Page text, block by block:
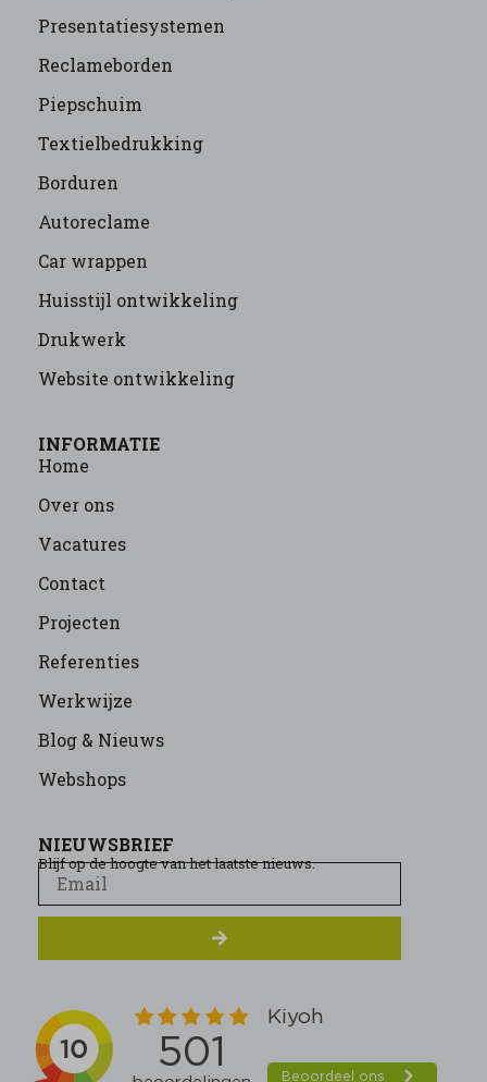
Presentatiesystemen
Reclameborden
Piepschuim
Textielbedrukking
Borduren
Autoreclame
Car wrappen
Huisstijl ontwikkeling
Drukwerk
Website ontwikkeling
INFORMATIE
Home
Over ons
Vacatures
Contact
Projecten
Referenties
Werkwijze
Blog & Nieuws
Webshops
NIEUWSBRIEF
Blijf op de hoogte van het laatste nieuws.